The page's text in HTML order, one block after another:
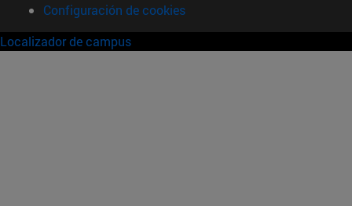
Configuración de cookies
Localizador de campus